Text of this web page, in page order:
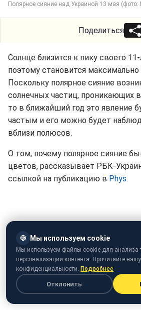
Полярное сияние над Украиной 13 мая
Поделиться
Солнце близится к пику своего
поэтому становится
Поскольку полярное сияние
солнечных частиц, проникающих
то в ближайший год это явление
частым и его можно будет
вблизи полюсов.
О том, почему полярное сияние
цветов, рассказывает РБК-
ссылкой на публикацию в Phys.
🍪 Мы используем cookie
Мы используем файлы cookie для анализа
персонализации контента. Прочитайте
конфиденциальности. Подробнее
Отклонить